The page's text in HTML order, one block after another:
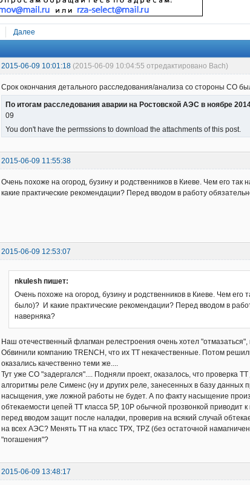
Далее
2015-06-09 10:01:18 (2015-06-09 10:04:55 отредактировано Bach)
Срок окончания детального расследования/анализа со стороны СО
По итогам расследования аварии на Ростовской АЭС в ноябре
09
You don't have the permssions to download the attachments of this post.
2015-06-09 11:55:38
Очень похоже на огород, бузину и родственников в Киеве. Чем его
какие практические рекомендации? Перед вводом в работу
2015-06-09 12:53:07
nkulesh пишет:
Очень похоже на огород, бузину и родственников в Киеве. Чем
было)? И какие практические рекомендации? Перед вводом в
наверняка?
Наш отечественный флагман релестроения очень хотел
Обвинили компанию TRENCH, что их ТТ некачественные. Потом
оказались качественно теми же....
Тут уже СО "задергался".... Подняли проект, оказалось, что
алгоритмы реле Сименс (ну и других реле, занесенных в базу
насыщения, уже ложной работы не будет. А по факту насыщение
обтекаемости цепей ТТ класса 5Р, 10Р обычной прозвонкой приводит
перед вводом защит после наладки, проверив на всякий случай
на всех АЭС? Менять ТТ на класс ТРХ, ТРZ (без остаточной
"погашения"?
2015-06-09 13:48:17